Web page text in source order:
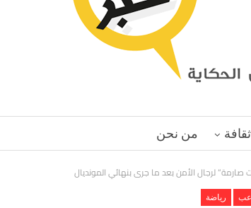
من نحن
صارمة” لرجال الأمن بعد ما جرى بنهائي المونديال
رياضة